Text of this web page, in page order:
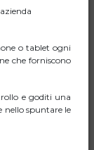
o tablet ogni
che forniscono
e goditi una
nello spuntare le